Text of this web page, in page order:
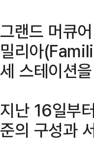
그랜드 머큐
밀리아
세 스테이션
지난 16일부
준의 구성과